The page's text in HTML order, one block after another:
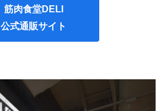
筋肉食堂DELI
公式通販サイト